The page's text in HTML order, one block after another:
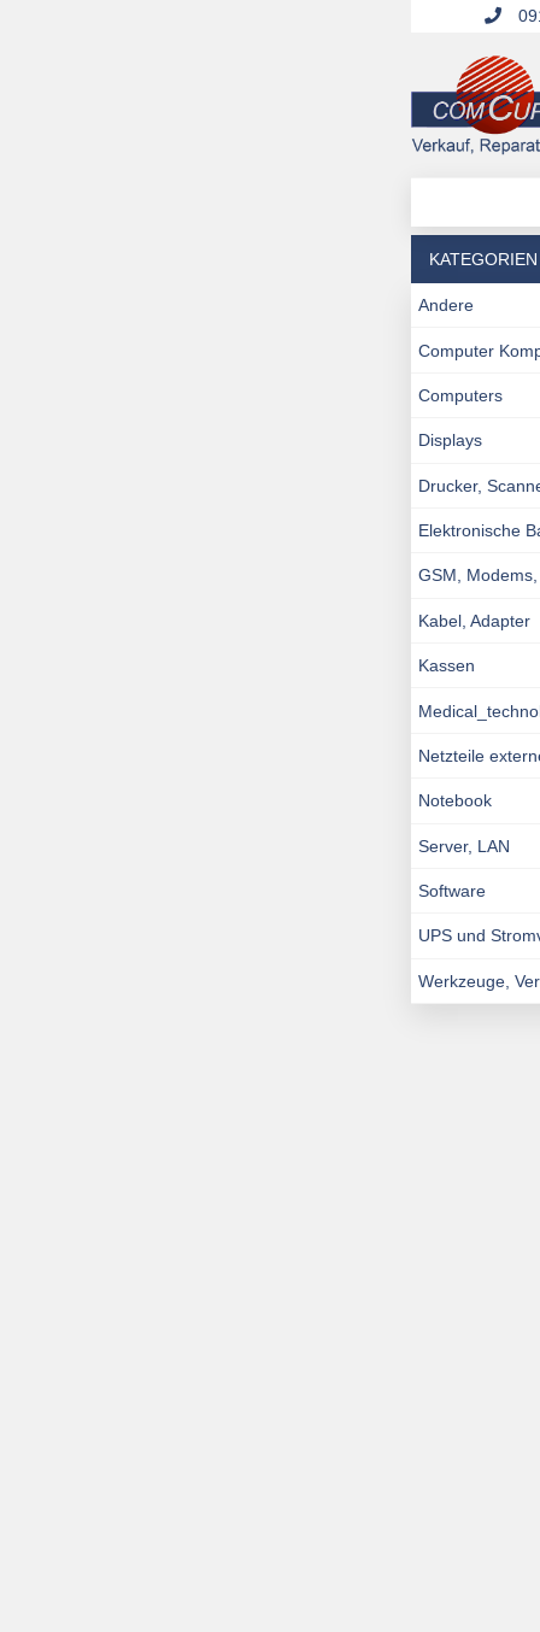
KATEGORIEN
Andere
Computer
Computers
Displays
Drucker,
Elektronische
GSM,
Kabel, Adapter
Kassen
Netzteile
Notebook
Server, LAN
Software
UPS und
Werkzeuge,